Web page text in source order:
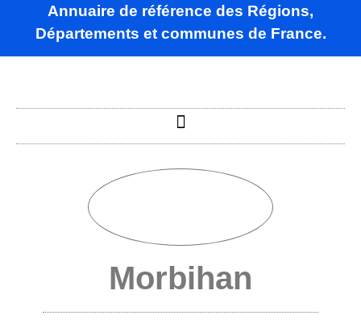
Annuaire de référence des Régions,
Départements et communes de France.
Morbihan